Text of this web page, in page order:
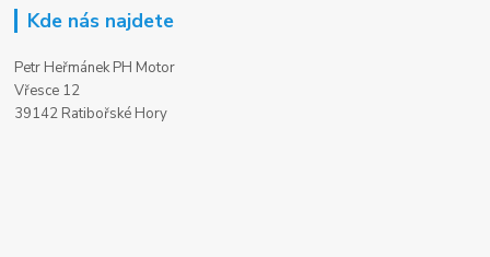
Kde nás najdete
Petr Heřmánek PH Motor
Vřesce 12
39142 Ratibořské Hory